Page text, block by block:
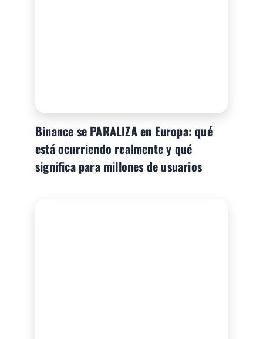
Binance se PARALIZA en Europa: qué
está ocurriendo realmente y qué
significa para millones de usuarios